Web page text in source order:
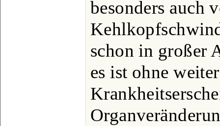
besonders auch
schon in großer
es ist ohne